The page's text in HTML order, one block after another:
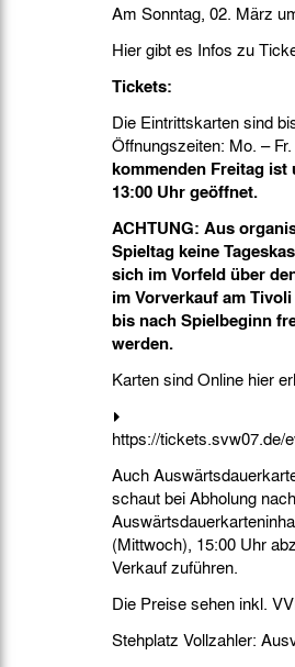
Am Sonntag, 02. März
Hier gibt es Infos zu
Tickets:
Die Eintrittskarten sind
Öffnungszeiten: Mo. –
kommenden Freitag ist
13:00 Uhr geöffnet.
ACHTUNG: Aus
Spieltag keine
sich im Vorfeld über
im Vorverkauf am
bis nach Spielbeginn
werden.
Karten sind Online hier
https://tickets.svw07.de/
Auch
schaut bei Abholung
(Mittwoch), 15:00 Uhr
Verkauf zuführen.
Die Preise sehen inkl.
Stehplatz Vollzahler: